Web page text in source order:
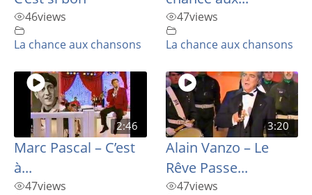
46views
La chance aux chansons
47views
La chance aux chansons
2:46
Marc Pascal – C’est
à...
47views
3:20
Alain Vanzo – Le
Rêve Passe...
47views